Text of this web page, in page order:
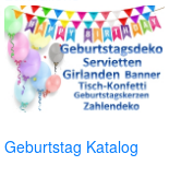
Geburtstag Katalog